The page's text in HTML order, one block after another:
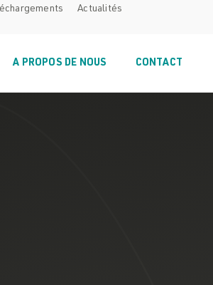
Actualités
A PROPOS DE NOUS CONTACT